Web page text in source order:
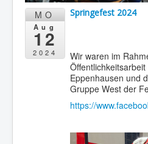
MO
Aug
12
2024
Springefest 2024
Wir waren im
Eppenhausen und
Gruppe West der
https://